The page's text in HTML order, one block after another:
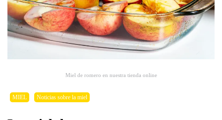
Miel de romero en nuestra tienda online
MIEL Noticias sobre la miel